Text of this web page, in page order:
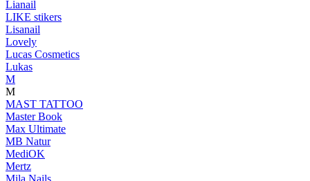
Lianail
LIKE stikers
Lisanail
Lovely
Lucas Cosmetics
Lukas
M
M
MAST TATTOO
Master Book
Max Ultimate
MB Natur
MediOK
Mertz
Mila Nails